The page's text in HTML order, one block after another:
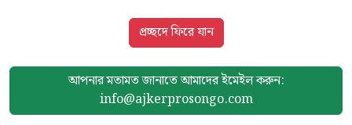
প্রচ্ছদে ফিরে যান
আপনার মতামত জানাতে আমাদেরইমেইল করুন:
info@ajkerprosongo.com